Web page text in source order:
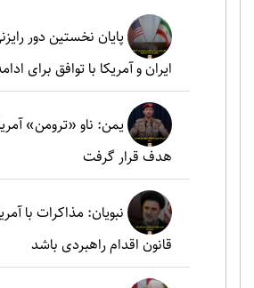
پایان نخستین دور
ایران و آمریکا با توافق برای
یمن: ناو «ترومن»
هدف قرار گرفت
نبویان: مذاکرات با
قانون اقدام راهبردی باشد